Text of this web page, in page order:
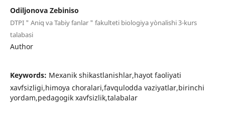
Odiljonova Zebiniso
DTPI " Aniq va Tabiy fanlar " fakulteti biologiya yònalishi 3-kurs
talabasi
Author
Keywords: Mexanik shikastlanishlar,hayot faoliyati
xavfsizligi,himoya choralari,favqulodda vaziyatlar,birinchi
yordam,pedagogik xavfsizlik,talabalar